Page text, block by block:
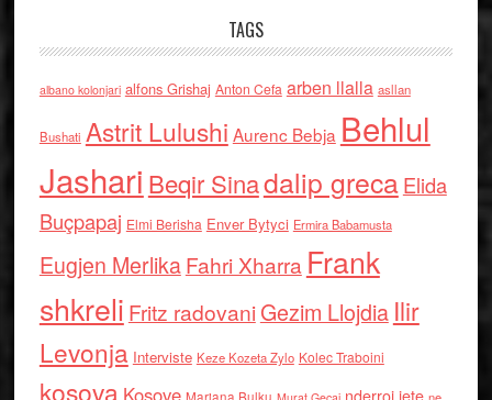
TAGS
albano kolonjari alfons Grishaj Anton Cefa arben llalla asllan
Bushati Astrit Lulushi Aurenc Bebja Behlul
Jashari Beqir Sinadalip grecaElida
Buçpapaj Elmi Berisha Enver Bytyci Ermira Babamusta
Eugjen MerlikaFahri Xharra Frank
shkreli Fritz radovaniGezim Llojdia Ilir
Levonja Interviste Keze Kozeta Zylo Kolec Traboini
kosova Kosove nderroi jete